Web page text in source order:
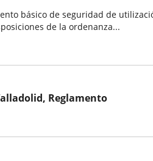
básico de seguridad de
de la ordenanza...
Reglamento